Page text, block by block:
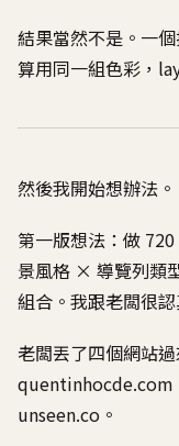
結果當然不是。一
算用同一組色彩，
然後我開始想辦法。
第一版想法：做
景風格 × 導覽列類
組合。我跟老闆很
老闆丟了四個網站
unseen.co。